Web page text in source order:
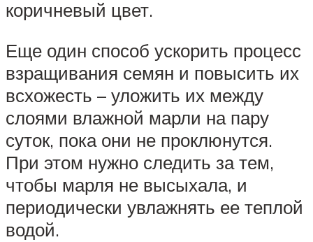
коричневый цвет.
Еще один способ ускорить процесс
взращивания семян и повысить их
всхожесть – уложить их между
слоями влажной марли на пару
суток, пока они не проклюнутся.
При этом нужно следить за тем,
чтобы марля не высыхала, и
периодически увлажнять ее теплой
водой.